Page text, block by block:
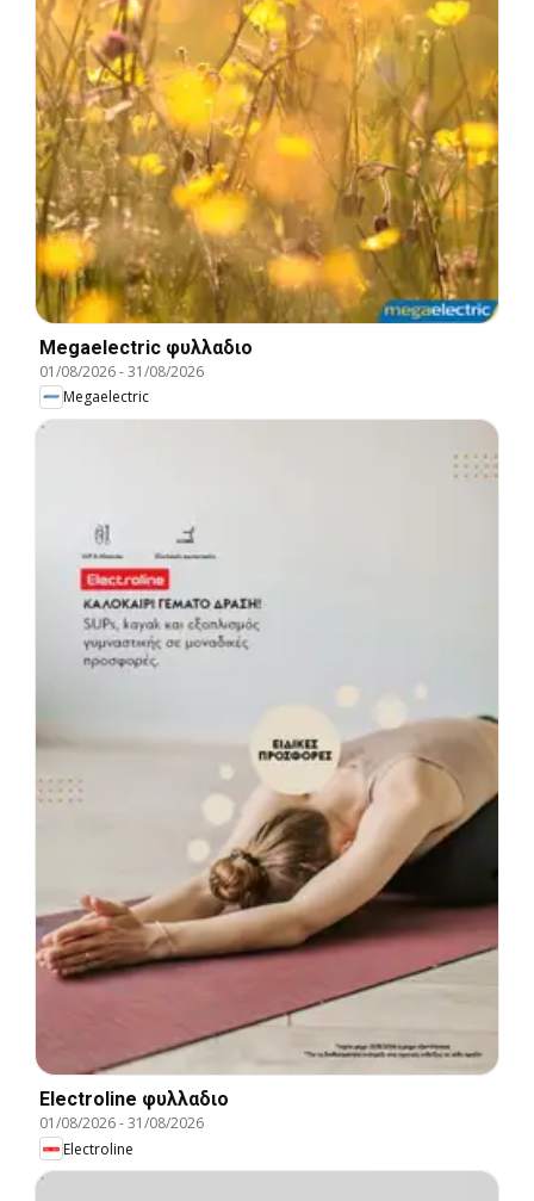
Megaelectric φυλλαδιο
01/08/2026-31/08/2026
Megaelectric
Electroline φυλλαδιο
01/08/2026-31/08/2026
Electroline